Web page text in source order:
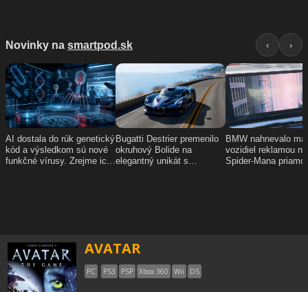
AVATAR
PC PS3 PSP Xbox 360 Wii DS